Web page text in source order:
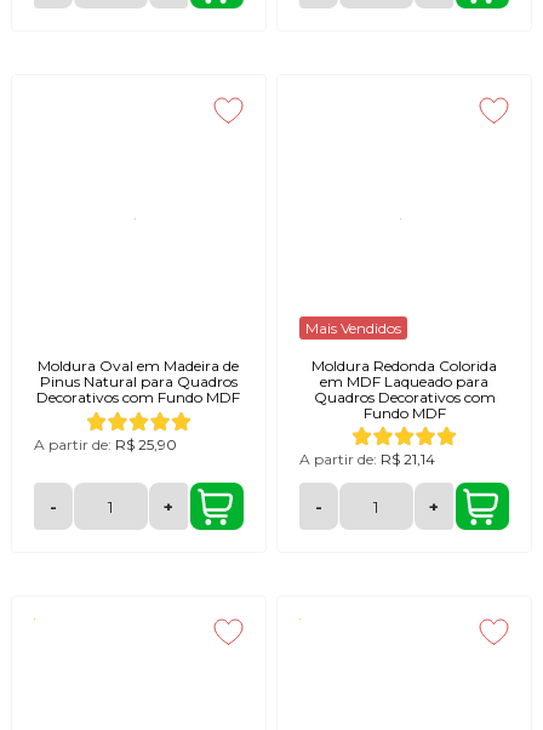
Moldura Oval em Madeira de
Pinus Natural para Quadros
Decorativos com Fundo MDF
A partir de: R$ 25,90
- +
Mais Vendidos
Moldura Redonda Colorida
em MDF Laqueado para
Quadros Decorativos com
Fundo MDF
A partir de: R$ 21,14
- +